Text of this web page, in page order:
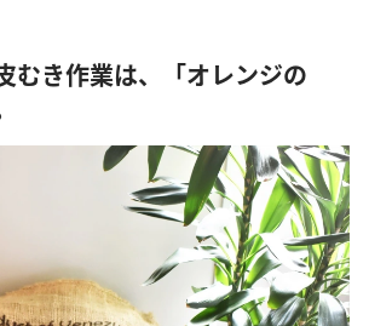
むき作業は、「オレンジの